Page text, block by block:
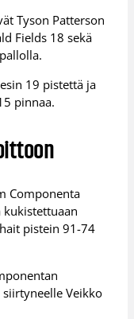
Tyson Patterson
Fields 18 sekä
19 pistettä ja
pinnaa.
Componenta
pistein 91-74
Veikko